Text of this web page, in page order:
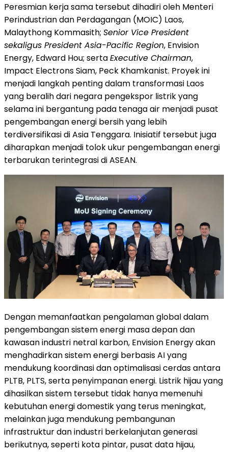
Peresmian kerja sama tersebut dihadiri oleh Menteri
Perindustrian dan Perdagangan (MOIC) Laos,
Malaythong Kommasith; Senior Vice President
sekaligus President Asia-Pacific Region, Envision
Energy, Edward Hou; sertaExecutive Chairman,
Impact Electrons Siam, Peck Khamkanist. Proyek ini
menjadi langkah penting dalam transformasi Laos
yang beralih dari negara pengekspor listrik yang
selama ini bergantung pada tenaga air menjadi pusat
pengembangan energi bersih yang lebih
terdiversifikasi di Asia Tenggara. Inisiatif tersebut juga
diharapkan menjadi tolok ukur pengembangan energi
terbarukan terintegrasi di ASEAN.
Dengan memanfaatkan pengalaman global dalam
pengembangan sistem energi masa depan dan
kawasan industri netral karbon, Envision Energy akan
menghadirkan sistem energi berbasis AI yang
mendukung koordinasi dan optimalisasi cerdas antara
PLTB, PLTS, serta penyimpanan energi. Listrik hijau yang
dihasilkan sistem tersebut tidak hanya memenuhi
kebutuhan energi domestik yang terus meningkat,
melainkan juga mendukung pembangunan
infrastruktur dan industri berkelanjutan generasi
berikutnya, seperti kota pintar, pusat data hijau,